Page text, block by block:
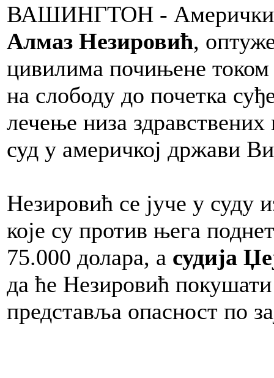
ВАШИНГТОН - Амерички
Алмаз Незировић,
цивилима почињене током
на слободу до почетка
лечење низа
суд у америчкој држави
Незировић се јуче у суду
које су против њега
75.000 долара, а судија
да ће Незировић
представља опасност по